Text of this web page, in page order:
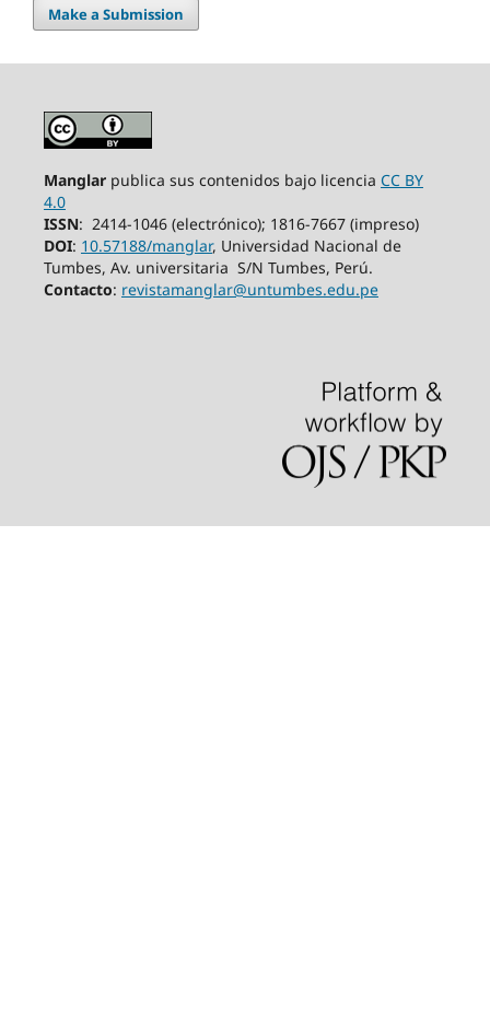
Make a Submission
Manglarpublica sus contenidos bajo licencia CC BY
4.0
ISSN: 2414-1046 (electrónico); 1816-7667 (impreso)
DOI: 10.57188/manglar, Universidad Nacional de
Tumbes, Av. universitaria S/N Tumbes, Perú.
Contacto: revistamanglar@untumbes.edu.pe